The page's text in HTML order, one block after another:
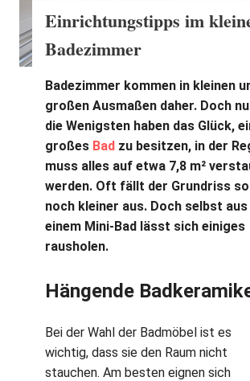
Einrichtungstipps im
Badezimmer
Badezimmer kommen in kleinen
großen Ausmaßen daher. Doch
die Wenigsten haben das Glück,
großes Bad zu besitzen, in der
muss alles auf etwa 7,8 m²
werden. Oft fällt der Grundriss
noch kleiner aus. Doch selbst aus
einem Mini-Bad lässt sich einiges
rausholen.
Hängende
Bei der Wahl der Badmöbel ist es
wichtig, dass sie den Raum nicht
stauchen. Am besten eignen sich